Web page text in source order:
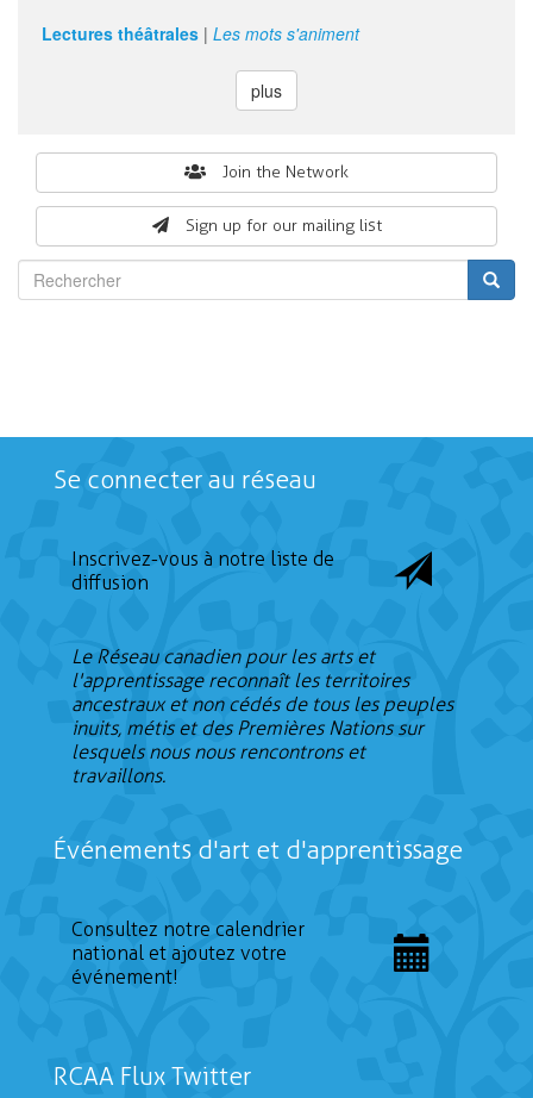
17
20
Lectures théâtrales | Les mots s'animent
plus
Join the Network
Sign up for our mailing list
form
Se connecter au réseau
Inscrivez-vous à notre liste de
diffusion
Le Réseau canadien pour les arts et
l'apprentissage reconnaît les territoires
ancestraux et non cédés de tous les peuples
inuits, métis et des Premières Nations sur
lesquels nous nous rencontrons et
travaillons.
Événements d'art et d'apprentissage
Consultez notre calendrier
national et ajoutez votre
événement!
RCAA Flux Twitter